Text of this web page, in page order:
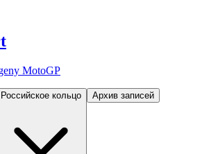
MotoGP
Российское кольцо Архив записей